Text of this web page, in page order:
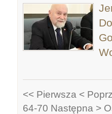
<< Pierwsza <
64-70 Następna >